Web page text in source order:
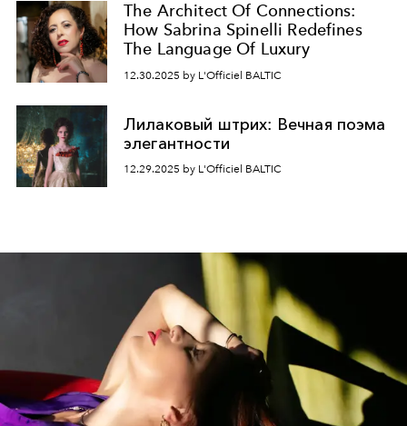
The Architect Of Connections:
How Sabrina Spinelli Redefines
The Language Of Luxury
12.30.2025 by L'Officiel BALTIC
Лилаковый штрих: Вечная поэма
элегантности
12.29.2025 by L'Officiel BALTIC